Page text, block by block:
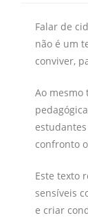
Falar de
não é um
conviver,
Ao mesmo
confronto
Este texto
sensíveis
e criar